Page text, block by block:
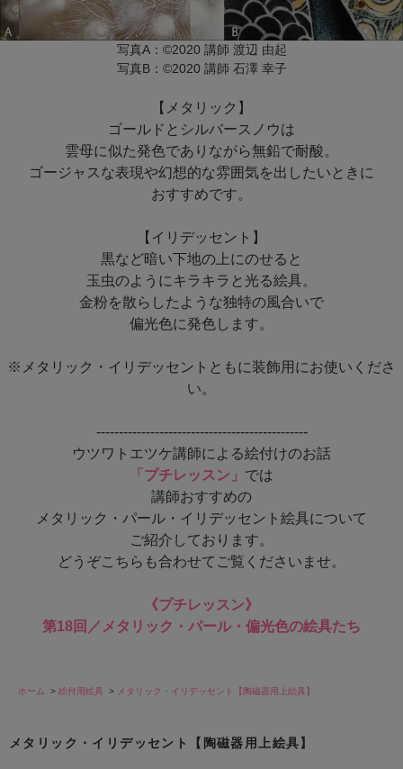
写真A：©2020 講師 渡辺 由起
写真B：©2020 講師 石澤 幸子
【メタリック】
ゴールドとシルバースノウは
雲母に似た発色でありながら無鉛で耐酸。
ゴージャスな表現や幻想的な雰囲気を出したいときに
おすすめです。
【イリデッセント】
黒など暗い下地の上にのせると
玉虫のようにキラキラと光る絵具。
金粉を散らしたような独特の風合いで
偏光色に発色します。
※メタリック・イリデッセントともに装飾用にお使いくださ
い。
-----------------------------------------------
ウツワトエツケ講師による絵付けのお話
「プチレッスン」 では
講師おすすめの
メタリック・パール・イリデッセント絵具について
ご紹介しております。
どうぞこちらも合わせてご覧くださいませ。
《プチレッスン》
第18回／メタリック・パール・偏光色の絵具たち
ホーム > 絵付用絵具 > メタリック・イリデッセント【陶磁器用上絵具】
メタリック・イリデッセント【陶磁器用上絵具】